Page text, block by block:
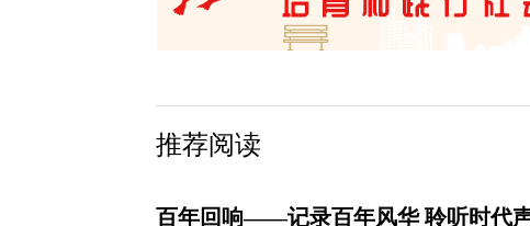
推荐阅读
百年回响——记录百年风华 聆听时代